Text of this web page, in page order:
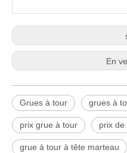
En
Grues à tour grues à
prix grue à tour prix
grue à tour à tête marteau